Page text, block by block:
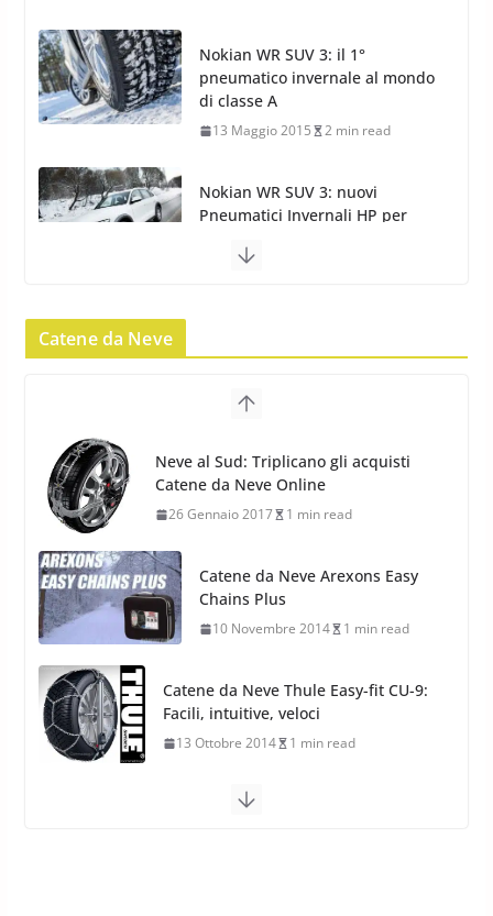
Nokian WR SUV 3: nuovi
Pneumatici Invernali HP per
condizioni invernali difficili
23 Aprile 2013 9 min read
Yokohama Geolandar G073: nuovi pneumatici
invernali SUV
2 min read
17 Febbraio 2022 6 min read
Stagioni 2022
17 Febbraio 2022
Catene da Neve
Catene da Neve Arexons Easy
Chains Plus
10 Novembre 2014 1 min read
Catene da Neve Thule Easy-fit CU-9:
Facili, intuitive, veloci
13 Ottobre 2014 1 min read
Calze da Neve Arexocks by
Arexons
26 Ottobre 2013 1 min read
Calze da Neve per Auto 2025: